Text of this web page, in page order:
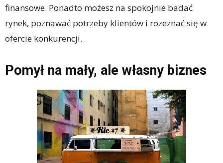
finansowe. Ponadto możesz na spokojnie badać
rynek, poznawać potrzeby klientów i rozeznać się w
ofercie konkurencji.
Pomył na mały, ale własny biznes